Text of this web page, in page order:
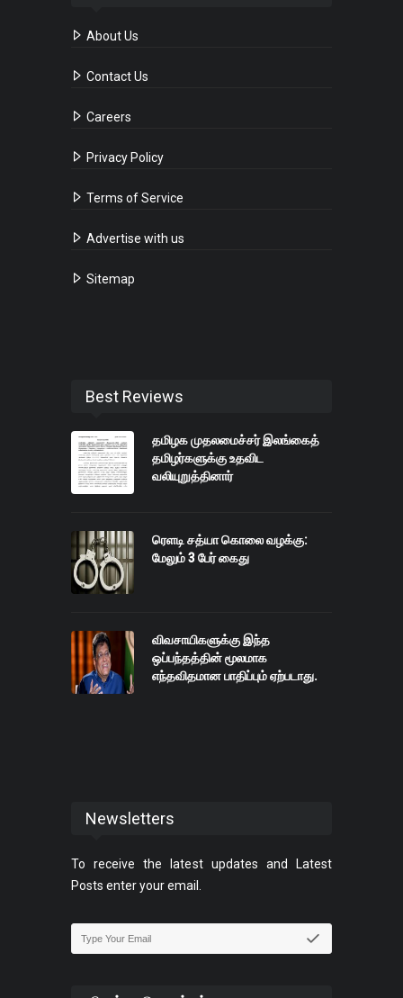
About Us
Contact Us
Careers
Privacy Policy
Terms of Service
Advertise with us
Sitemap
Best Reviews
தமிழக முதலமைச்சர் இலங்கைத்
தமிழர்களுக்கு உதவிட
வலியுறுத்தினார்
ரெளடி சத்யா கொலை வழக்கு:
மேலும் 3 பேர் கைது
விவசாயிகளுக்கு இந்த
ஒப்பந்தத்தின் மூலமாக
எந்தவிதமான பாதிப்பும் ஏற்படாது.
Newsletters
To receive the latest updates and Latest
Posts enter your email.